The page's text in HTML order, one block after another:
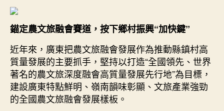
發
出
全
國
JIUYI
俱
錨定農文旅融會賽道，按下鄉村振興“加快鍵”
近年來，廣東把農文旅融會發展作為推動縣鎮村高
質量發展的主要抓手，堅持以打造“全國領先、世界
著名的農文旅深度融會高質量發展先行地”為目標，
建設廣東特點鮮明、嶺南韻味彰顯、文旅產業強勁
的全國農文旅融會發展樣板。